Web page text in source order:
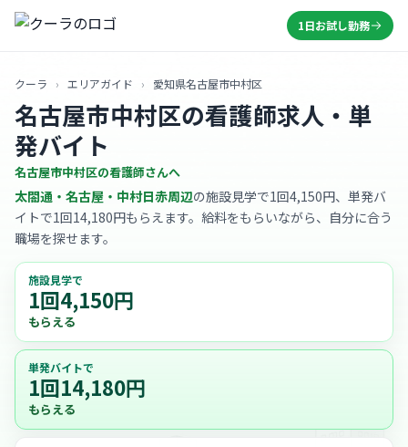
1日お試し勤務
クーラ › エリアガイド › 愛知県名古屋市中村区
名古屋市中村区の看護師求人・単
発バイト
名古屋市中村区の看護師さんへ
太閤通・名古屋・中村日赤周辺の施設見学で1回4,150円、単発バ
イトで1回14,180円もらえます。給料をもらいながら、自分に合う
職場を探せます。
施設見学で
1回4,150円
もらえる
単発バイトで
1回14,180円
もらえる